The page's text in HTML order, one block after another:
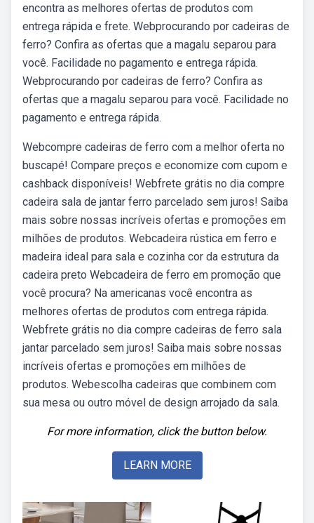
encontra as melhores ofertas de produtos com
entrega rápida e frete. Webprocurando por cadeiras de
ferro? Confira as ofertas que a magalu separou para
você. Facilidade no pagamento e entrega rápida.
Webprocurando por cadeiras de ferro? Confira as
ofertas que a magalu separou para você. Facilidade no
pagamento e entrega rápida.
Webcompre cadeiras de ferro com a melhor oferta no
buscapé! Compare preços e economize com cupom e
cashback disponíveis! Webfrete grátis no dia compre
cadeira sala de jantar ferro parcelado sem juros! Saiba
mais sobre nossas incríveis ofertas e promoções em
milhões de produtos. Webcadeira rústica em ferro e
madeira ideal para sala e cozinha cor da estrutura da
cadeira preto Webcadeira de ferro em promoção que
você procura? Na americanas você encontra as
melhores ofertas de produtos com entrega rápida.
Webfrete grátis no dia compre cadeiras de ferro sala
jantar parcelado sem juros! Saiba mais sobre nossas
incríveis ofertas e promoções em milhões de
produtos. Webescolha cadeiras que combinem com
sua mesa ou outro móvel de design arrojado da sala.
For more information, click the button below.
LEARN MORE